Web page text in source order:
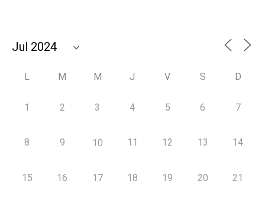
L M M J V S D
1 2 3 4 5 6 7
8 9 10 11 12 13 14
15 16 17 18 19 20 21